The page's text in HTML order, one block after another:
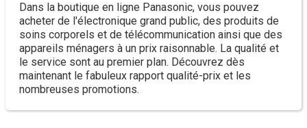
Dans la boutique en ligne Panasonic, vous pouvez
acheter de l'électronique grand public, des produits de
soins corporels et de télécommunication ainsi que des
appareils ménagers à un prix raisonnable. La qualité et
le service sont au premier plan. Découvrez dès
maintenant le fabuleux rapport qualité-prix et les
nombreuses promotions.